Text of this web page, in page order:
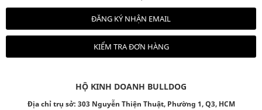
ĐĂNG KÝ NHẬN EMAIL
KIỂM TRA ĐƠN HÀNG
HỘ KINH DOANH BULLDOG
Địa chỉ trụ sở: 303 Nguyễn Thiện Thuật, Phường 1, Q3, HCM